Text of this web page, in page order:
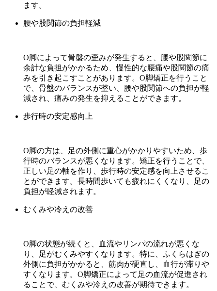
ます。
腰や股関節の負担軽減
O脚によって骨盤の歪みが発生すると、腰や股関節に
余計な負担がかかるため、慢性的な腰痛や股関節の痛
みを引き起こすことがあります。O脚矯正を行うこと
で、骨盤のバランスが整い、腰や股関節への負担が軽
減され、痛みの発生を抑えることができます。
歩行時の安定感向上
O脚の方は、足の外側に重心がかかりやすいため、歩
行時のバランスが悪くなります。矯正を行うことで、
正しい足の軸を作り、歩行時の安定感を向上させるこ
とができます。長時間歩いても疲れにくくなり、足の
負担が軽減されます。
むくみや冷えの改善
O脚の状態が続くと、血流やリンパの流れが悪くな
り、足がむくみやすくなります。特に、ふくらはぎの
外側に負担がかかると、筋肉が硬直し、血行が滞りや
すくなります。O脚矯正によって足の血流が促進され
ることで、むくみや冷えの改善が期待できます。